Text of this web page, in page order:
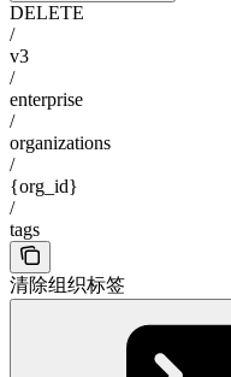
DELETE
/
v3
/
enterprise
/
organizations
/
{org_id}
/
tags
清除组织标签